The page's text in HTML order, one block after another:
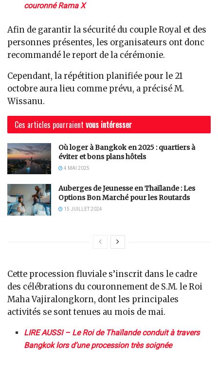
couronné Rama X
Afin de garantir la sécurité du couple Royal et des
personnes présentes, les organisateurs ont donc
recommandé le report de la cérémonie.
Cependant, la répétition planifiée pour le 21
octobre aura lieu comme prévu, a précisé M.
Wissanu.
Ces articles pourraient vous intéresser
Où loger à Bangkok en 2025 : quartiers à
éviter et bons plans hôtels
4 MAI 2025
Auberges de Jeunesse en Thaïlande : Les
Options Bon Marché pour les Routards
15 JUILLET 2024
Cette procession fluviale s’inscrit dans le cadre
des célébrations du couronnement de S.M. le Roi
Maha Vajiralongkorn, dont les principales
activités se sont tenues au mois de mai.
LIRE AUSSI – Le Roi de Thaïlande conduit à travers
Bangkok lors d’une procession très soignée